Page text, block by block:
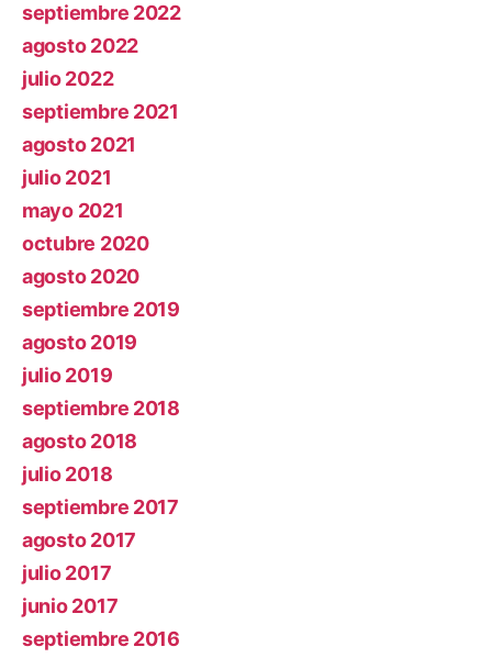
septiembre 2022
agosto 2022
julio 2022
septiembre 2021
agosto 2021
julio 2021
mayo 2021
octubre 2020
agosto 2020
septiembre 2019
agosto 2019
julio 2019
septiembre 2018
agosto 2018
julio 2018
septiembre 2017
agosto 2017
julio 2017
junio 2017
septiembre 2016